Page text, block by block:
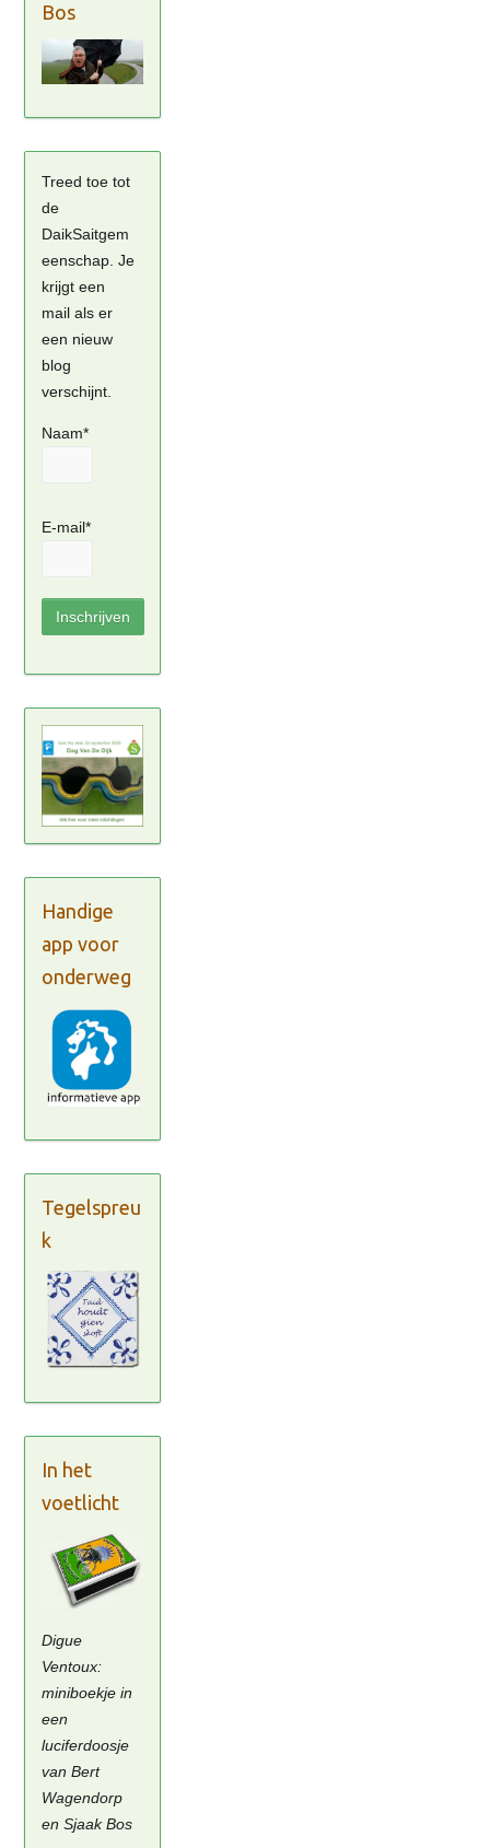
Bos
Treed toe tot
de
DaikSaitgem
eenschap. Je
krijgt een
mail als er
een nieuw
blog
verschijnt.
Naam*
E-mail*
Handige
app voor
onderweg
Tegelspreu
k
In het
voetlicht
Digue
Ventoux:
miniboekje in
een
luciferdoosje
van Bert
Wagendorp
en Sjaak Bos